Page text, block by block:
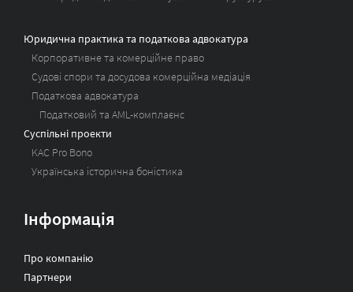
Юридична практика та податкова адвокатура
Корпоративне та комерційне право
Судові спори та досудова комерційна медіація
Податкова адвокатура
Податковий та AML-комплаєнс
Суспільні проекти
KAC Pro Bono
Українська історична боністика
Інформація
Про компанію
Партнери